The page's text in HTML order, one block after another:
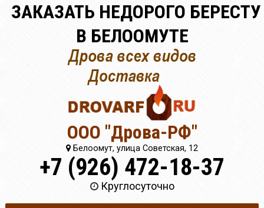
ЗАКАЗАТЬ НЕДОРОГО БЕРЕСТУ
В БЕЛООМУТЕ
ООО "Дрова-РФ"
Белоомут, улица Советская, 12
+7 (926) 472-18-37
Круглосуточно